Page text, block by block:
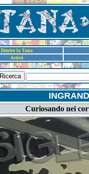
Dentro la Tana
Artisti
Ricerca
Curiosando nei